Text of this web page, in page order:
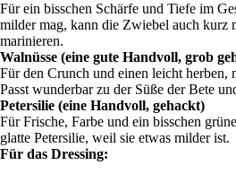
Für ein bisschen Schärfe und Tiefe im
milder mag, kann die Zwiebel auch kurz
marinieren.
Walnüsse (eine gute Handvoll, grob
Für den Crunch und einen leicht herben,
Passt wunderbar zu der Süße der Bete
Petersilie (eine Handvoll, gehackt)
Für Frische, Farbe und ein bisschen
glatte Petersilie, weil sie etwas milder ist.
Für das Dressing: